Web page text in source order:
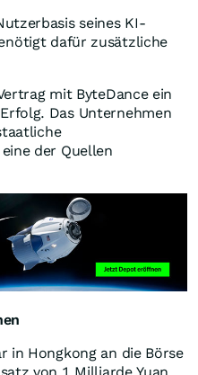
seines KI-
dafür zusätzliche
mit ByteDance ein
Das Unternehmen
der Quellen
in Hongkong an die Börse